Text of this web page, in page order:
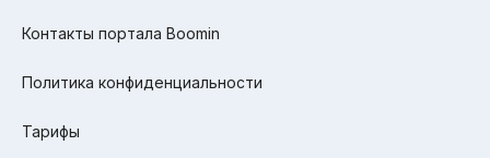
Контакты портала Boomin
Политика конфиденциальности
Тарифы